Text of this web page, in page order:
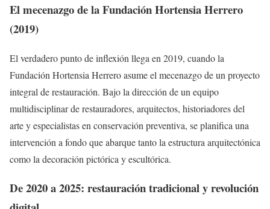
El mecenazgo de la Fundación Hortensia Herrero
(2019)
El verdadero punto de inflexión llega en 2019, cuando la
Fundación Hortensia Herrero asume el mecenazgo de un proyecto
integral de restauración. Bajo la dirección de un equipo
multidisciplinar de restauradores, arquitectos, historiadores del
arte y especialistas en conservación preventiva, se planifica una
intervención a fondo que abarque tanto la estructura arquitectónica
como la decoración pictórica y escultórica.
De 2020 a 2025: restauración tradicional y revolución